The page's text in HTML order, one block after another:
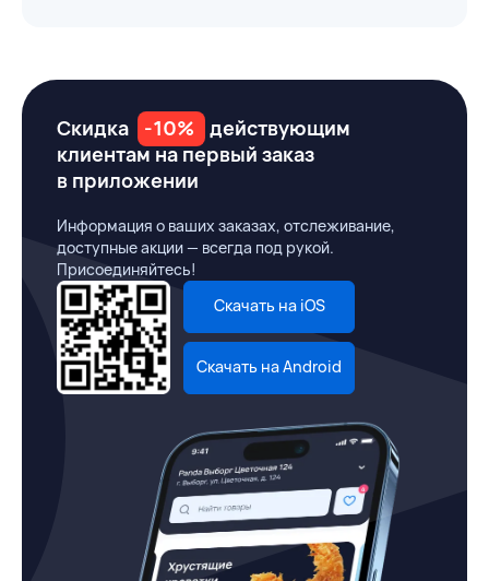
Скидка -10%
действующим
клиентам на первый заказ
в приложении
Информация о ваших заказах, отслеживание,
доступные акции — всегда под рукой.
Присоединяйтесь!
Скачать на iOS
Скачать на Android